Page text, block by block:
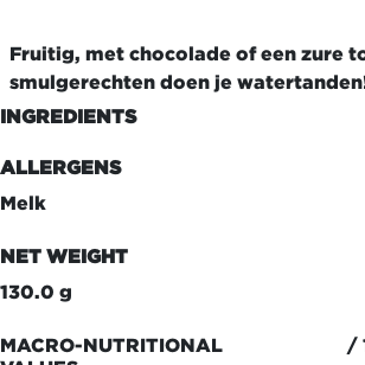
Fruitig, met chocolade of een zure
smulgerechten doen je
INGREDIENTS
ALLERGENS
Melk
NET WEIGHT
130.0 g
MACRO-NUTRITIONAL
/